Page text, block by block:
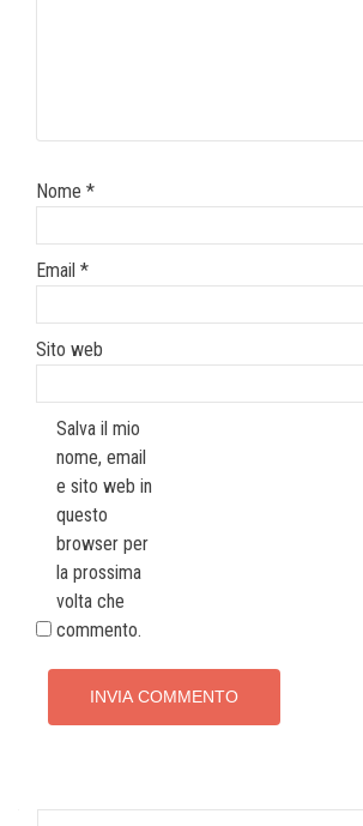
Nome *
Email *
Sito web
Salva il mio
nome, email
e sito web in
questo
browser per
la prossima
volta che
commento.